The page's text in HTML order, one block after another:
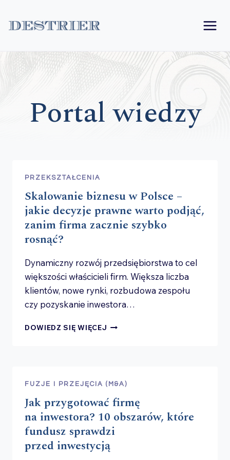
do
Portal wiedzy
PRZEKSZTAŁCENIA
Skalowanie biznesu w Polsce –
jakie decyzje prawne warto podjąć,
zanim firma zacznie szybko
rosnąć?
Dynamiczny rozwój przedsiębiorstwa to cel
większości właścicieli firm. Większa liczba
klientów, nowe rynki, rozbudowa zespołu
czy pozyskanie inwestora…
DOWIEDZ SIĘ WIĘCEJ SKALOWANIE
DECYZJE
PRAWNE
WARTO
PODJĄĆ,
ZANIM
FIRMA
ZACZNIE
SZYBKO
FUZJE I PRZEJĘCIA (M&A)
Jak przygotować firmę
na inwestora? 10 obszarów, które
fundusz sprawdzi
przed inwestycją